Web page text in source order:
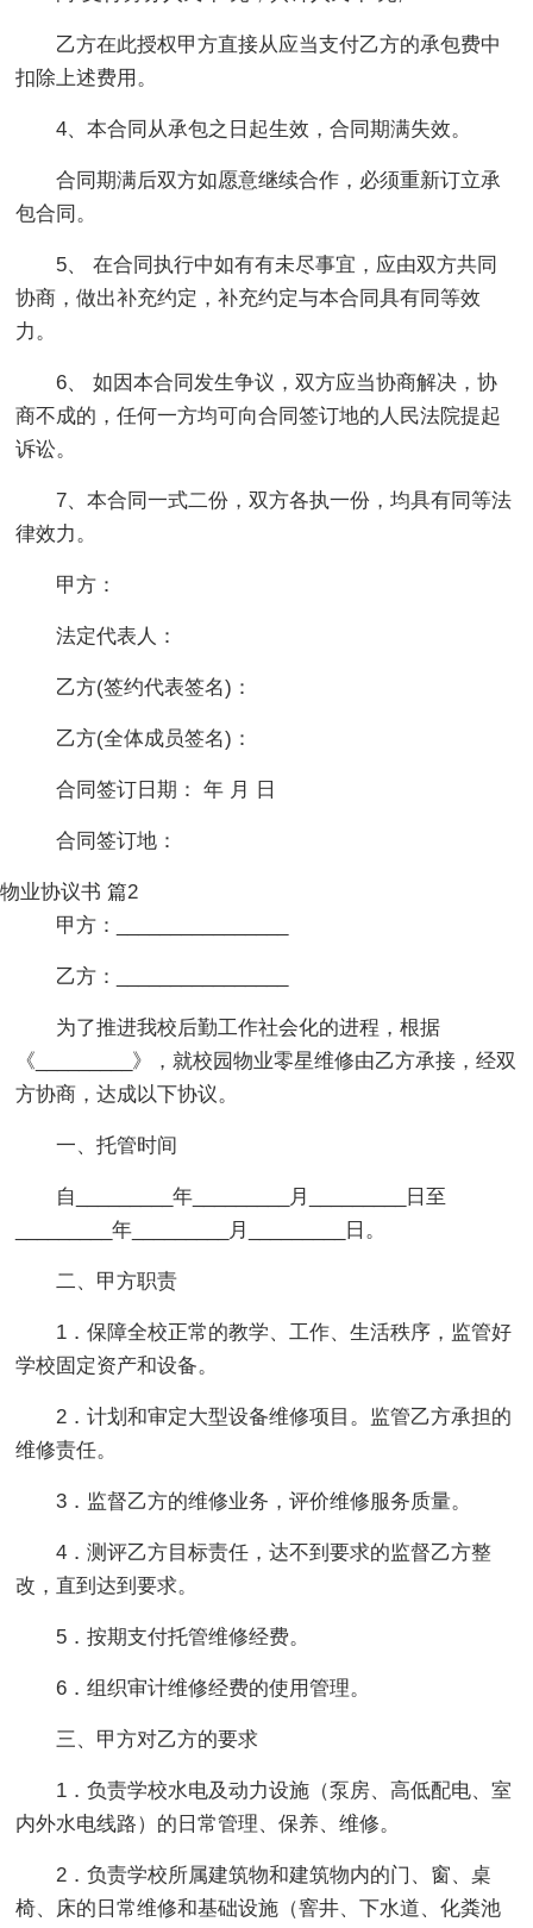
乙方在此授权甲方直接从应当支付乙方的承包费中
扣除上述费用。
4、本合同从承包之日起生效，合同期满失效。
合同期满后双方如愿意继续合作，必须重新订立承
包合同。
5、 在合同执行中如有有未尽事宜，应由双方共同
协商，做出补充约定，补充约定与本合同具有同等效
力。
6、 如因本合同发生争议，双方应当协商解决，协
商不成的，任何一方均可向合同签订地的人民法院提起
诉讼。
7、本合同一式二份，双方各执一份，均具有同等法
律效力。
甲方：
法定代表人：
乙方(签约代表签名)：
乙方(全体成员签名)：
合同签订日期： 年 月 日
合同签订地：
物业协议书 篇2
甲方：________________
乙方：________________
为了推进我校后勤工作社会化的进程，根据
《_________》，就校园物业零星维修由乙方承接，经双
方协商，达成以下协议。
一、托管时间
自_________年_________月_________日至
_________年_________月_________日。
二、甲方职责
1．保障全校正常的教学、工作、生活秩序，监管好
学校固定资产和设备。
2．计划和审定大型设备维修项目。监管乙方承担的
维修责任。
3．监督乙方的维修业务，评价维修服务质量。
4．测评乙方目标责任，达不到要求的监督乙方整
改，直到达到要求。
5．按期支付托管维修经费。
6．组织审计维修经费的使用管理。
三、甲方对乙方的要求
1．负责学校水电及动力设施（泵房、高低配电、室
内外水电线路）的日常管理、保养、维修。
2．负责学校所属建筑物和建筑物内的门、窗、桌
椅、床的日常维修和基础设施（窨井、下水道、化粪池